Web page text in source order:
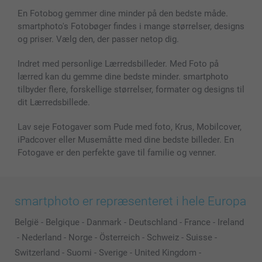
Cover til mobil & tablet
MyNameBook
Fotorammer & Tilbehør
Alle fotoprodukter
Sitemap
Betingelser og garantier
smartbonus
Priser & betaling
En Fotobog gemmer dine minder på den bedste måde.
smartphoto's Fotobøger findes i mange størrelser, designs
og priser. Vælg den, der passer netop dig.
Indret med personlige Lærredsbilleder. Med Foto på
lærred kan du gemme dine bedste minder. smartphoto
tilbyder flere, forskellige størrelser, formater og designs til
dit Lærredsbillede.
Lav seje Fotogaver som Pude med foto, Krus, Mobilcover,
iPadcover eller Musemåtte med dine bedste billeder. En
Fotogave er den perfekte gave til familie og venner.
smartphoto er repræsenteret i hele Europa
België - Belgique - Danmark - Deutschland - France - Ireland
- Nederland - Norge - Österreich - Schweiz - Suisse -
Switzerland - Suomi - Sverige - United Kingdom -